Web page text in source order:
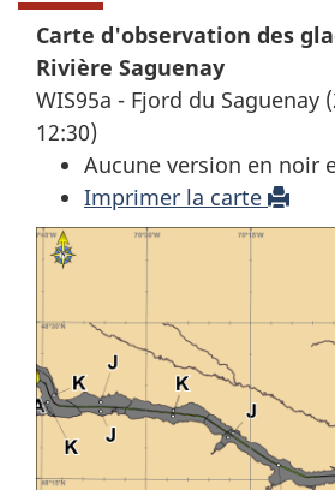
Carte d'observation des
Rivière Saguenay
WIS95a - Fjord du Saguenay
12:30)
Aucune version en noir
Imprimer la carte